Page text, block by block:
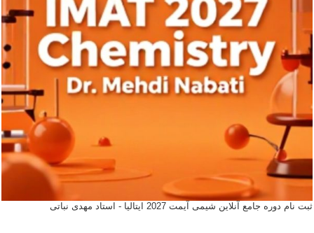
ثبت نام دوره جامع آنلاین شیمی آیمت 2027 ایتالیا - استاد مهدی نباتی